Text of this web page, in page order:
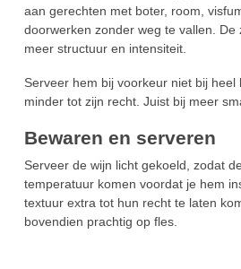
aan gerechten met boter, room,
doorwerken zonder weg te vallen.
meer structuur en intensiteit.
Serveer hem bij voorkeur niet bij
minder tot zijn recht. Juist bij meer
Bewaren en serveren
Serveer de wijn licht gekoeld, zodat
temperatuur komen voordat je hem
textuur extra tot hun recht te laten
bovendien prachtig op fles.